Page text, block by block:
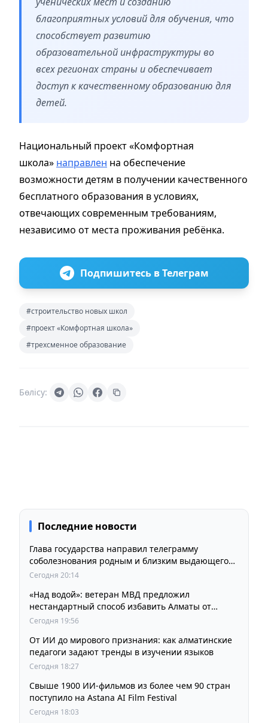
благоприятных условий для обучения, что
способствует развитию
образовательной инфраструктуры во
всех регионах страны и обеспечивает
доступ к качественному образованию для
детей.
Национальный проект «Комфортная
школа» направлен на обеспечение
возможности детям в получении качественного
бесплатного образования в условиях,
отвечающих современным требованиям,
независимо от места проживания ребёнка.
Подпишитесь в Телеграм
#строительство новых школ
#проект «Комфортная школа»
#трехсменное образование
Бөлісу:
Последние новости
Глава государства направил телеграмму
соболезнования родным и близким выдающегося
кинорежиссера Ардака Амиркулова
Сегодня 20:14
«Над водой»: ветеран МВД предложил
нестандартный способ избавить Алматы от
пробок и смога
Сегодня 19:56
От ИИ до мирового признания: как алматинские
педагоги задают тренды в изучении языков
Сегодня 18:27
Свыше 1900 ИИ-фильмов из более чем 90 стран
поступило на Astana AI Film Festival
Сегодня 18:03